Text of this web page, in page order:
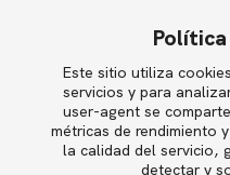
English
Política de privacidad
es la forma de
personal” en un
y saturado de
llegue hasta
otro modo no
Este sitio utiliza
servicios y para
user-agent se
métricas de rendimiento
la calidad del servicio,
detectar y